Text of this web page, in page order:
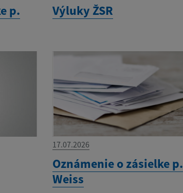
p.
Výluky ŽSR
17.07.2026
Oznámenie o zásielke p.
Weiss